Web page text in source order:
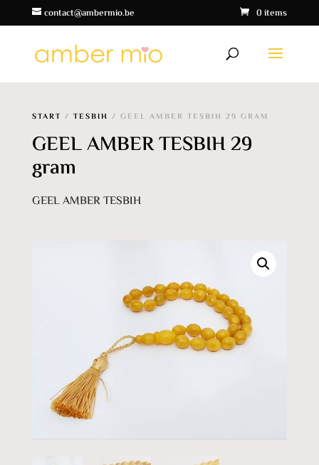
contact@ambermio.be 0 items
START / TESBIH / GEEL AMBER TESBIH 29 GRAM
GEEL AMBER TESBIH 29
gram
GEEL AMBER TESBIH